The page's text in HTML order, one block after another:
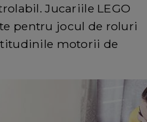
Jucariile LEGO
pentru jocul de roluri
motorii de